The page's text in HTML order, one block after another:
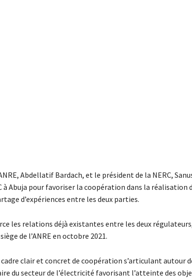
Abdellatif Bardach, et le président de la NERC,
à Abuja pour favoriser la coopération dans la réalisation
d’expériences entre les deux parties.
les relations déjà existantes entre les deux
de l’ANRE en octobre 2021.
clair et concret de coopération s’articulant autour
du secteur de l’électricité favorisant l’atteinte des